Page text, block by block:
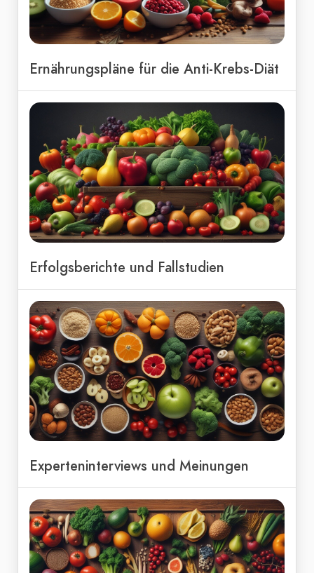
Ernährungspläne für die Anti-Krebs-Diät
Erfolgsberichte und Fallstudien
Experteninterviews und Meinungen